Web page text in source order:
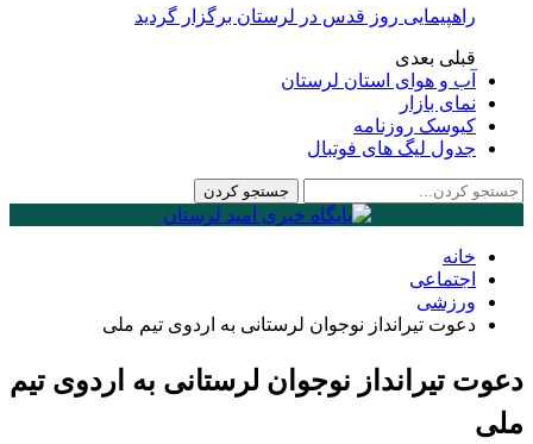
راهپیمایی روز قدس در لرستان برگزار گردید
قبلی بعدی
آب و هوای استان لرستان
نمای بازار
کیوسک روزنامه
جدول لیگ های فوتبال
خانه
اجتماعی
ورزشی
دعوت تیرانداز نوجوان لرستانی به اردوی تیم ملی
دعوت تیرانداز نوجوان لرستانی به اردوی تیم
ملی